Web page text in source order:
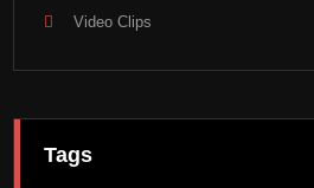
Video Clips
Tags